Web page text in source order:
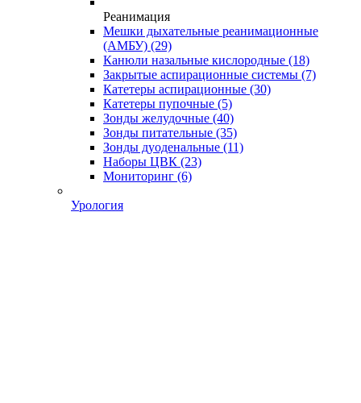
Реанимация
Мешки дыхательные реанимационные
(АМБУ) (29)
Канюли назальные кислородные (18)
Закрытые аспирационные системы (7)
Катетеры аспирационные (30)
Катетеры пупочные (5)
Зонды желудочные (40)
Зонды питательные (35)
Зонды дуоденальные (11)
Наборы ЦВК (23)
Мониторинг (6)
Урология